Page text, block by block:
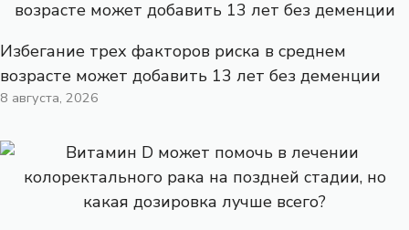
Избегание трех факторов риска в среднем
возрасте может добавить 13 лет без деменции
8 августа, 2026